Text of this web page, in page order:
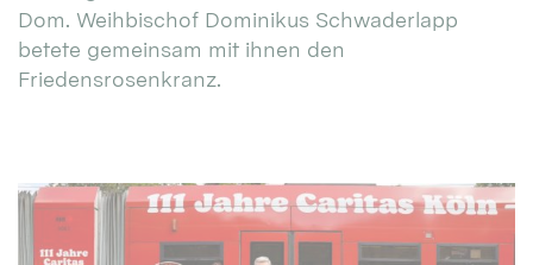
Dom. Weihbischof Dominikus Schwaderlapp
betete gemeinsam mit ihnen den
Friedensrosenkranz.